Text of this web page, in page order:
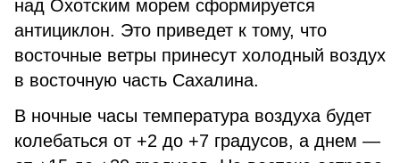
над Охотским морем сформируется
антициклон. Это приведет к тому, что
восточные ветры принесут холодный воздух
в восточную часть Сахалина.
В ночные часы температура воздуха будет
колебаться от +2 до +7 градусов, а днем —